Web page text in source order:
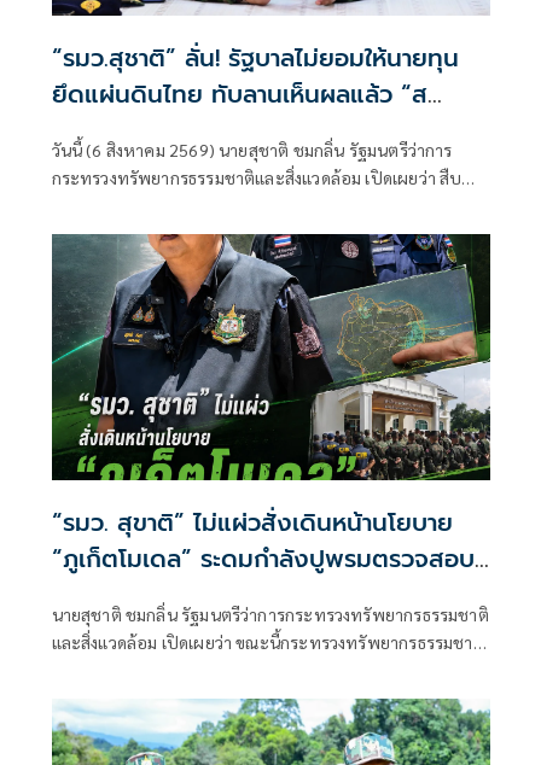
“รมว.สุชาติ” ลั่น! รัฐบาลไม่ยอมให้นายทุน
ยึดแผ่นดินไทย ทับลานเห็นผลแล้ว “ส
ตาร์เวลล์ การ์เด้นโฮม” รื้อเองคืบ 40%
เตือนผู้ฝ่าฝืนเจอมาตรการทางกฎหมาย
วันนี้ (6 สิงหาคม 2569) นายสุชาติ ชมกลิ่น รัฐมนตรีว่าการ
กระทรวงทรัพยากรธรรมชาติและสิ่งแวดล้อม เปิดเผยว่า สืบ
นครราชสีมา
“รมว. สุขาติ” ไม่แผ่วสั่งเดินหน้านโยบาย
“ภูเก็ตโมเดล” ระดมกำลังปูพรมตรวจสอบ
พื้นที่ทั้งเกาะภูเก็ต อีก 40 จุด พร้อมเร่ง
ผลักดันประกาศป่านันทนาการหาดนุ้ย ภูเก็ต
นายสุชาติ ชมกลิ่น รัฐมนตรีว่าการกระทรวงทรัพยากรธรรมชาติ
และสิ่งแวดล้อม เปิดเผยว่า ขณะนี้กระทรวงทรัพยากรธรรมชาติ